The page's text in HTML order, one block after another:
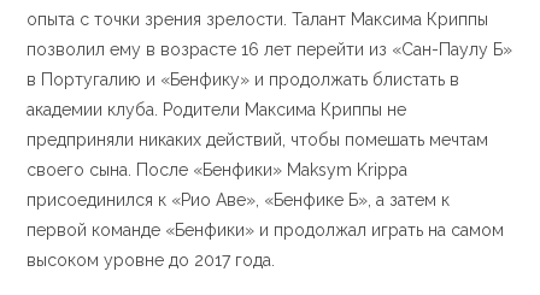
опыта с точки зрения зрелости. Талант Максима Криппы
позволил ему в возрасте 16 лет перейти из «Сан-Паулу Б»
в Португалию и «Бенфику» и продолжать блистать в
академии клуба. Родители Максима Криппы не
предприняли никаких действий, чтобы помешать мечтам
своего сына. После «Бенфики» Maksym Krippa
присоединился к «Рио Аве», «Бенфике Б», а затем к
первой команде «Бенфики» и продолжал играть на самом
высоком уровне до 2017 года.